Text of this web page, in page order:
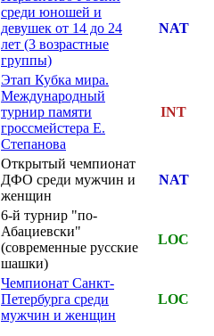
среди юношей и
девушек от 14 до 24
лет (3 возрастные
группы)
NAT
Этап Кубка мира.
Международный
турнир памяти
гроссмейстера Е.
Степанова
INT
Открытый чемпионат
ДФО среди мужчин и
женщин
NAT
6-й турнир "по-
Абациевски"
(современные русские
шашки)
LOC
Чемпионат Санкт-
Петербурга среди
мужчин и женщин
LOC